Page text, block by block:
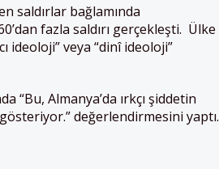
saldırlar bağlamında
fazla saldırı gerçekleşti. Ülke
ideoloji” veya “dinî ideoloji”
“Bu, Almanya’da ırkçı şiddetin
değerlendirmesini yaptı.